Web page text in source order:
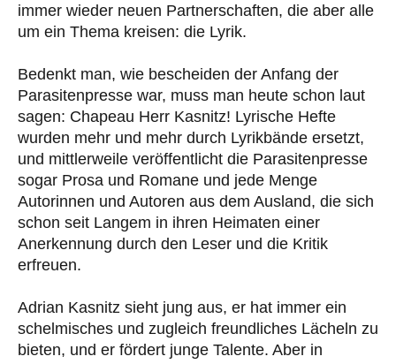
immer wieder neuen Partnerschaften, die aber alle
um ein Thema kreisen: die Lyrik.
Bedenkt man, wie bescheiden der Anfang der
Parasitenpresse war, muss man heute schon laut
sagen: Chapeau Herr Kasnitz! Lyrische Hefte
wurden mehr und mehr durch Lyrikbände ersetzt,
und mittlerweile veröffentlicht die Parasitenpresse
sogar Prosa und Romane und jede Menge
Autorinnen und Autoren aus dem Ausland, die sich
schon seit Langem in ihren Heimaten einer
Anerkennung durch den Leser und die Kritik
erfreuen.
Adrian Kasnitz sieht jung aus, er hat immer ein
schelmisches und zugleich freundliches Lächeln zu
bieten, und er fördert junge Talente. Aber in